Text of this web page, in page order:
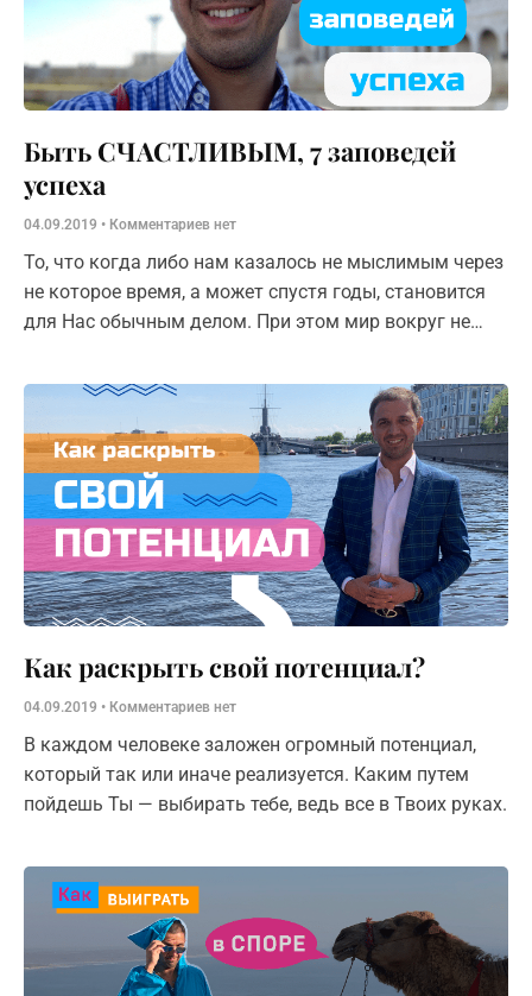
Быть СЧАСТЛИВЫМ, 7 заповедей
успеха
04.09.2019 Комментариев нет
То, что когда либо нам казалось не мыслимым через
не которое время, а может спустя годы, становится
для Нас обычным делом. При этом мир вокруг не
Как раскрыть свой потенциал?
04.09.2019 Комментариев нет
В каждом человеке заложен огромный потенциал,
который так или иначе реализуется. Каким путем
пойдешь Ты — выбирать тебе, ведь все в Твоих руках.